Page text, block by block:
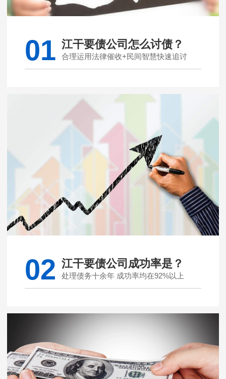
01 江干要债公司怎么讨债？
合理运用法律催收+民间智慧快速追讨
02 江干要债公司成功率是？
处理债务十余年 成功率均在92%以上